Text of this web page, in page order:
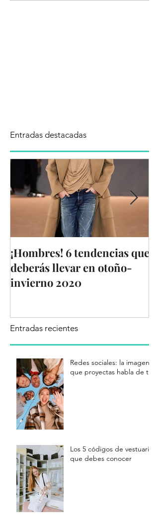
Entradas destacadas
¡Hombres! 6 tendencias que
deberás llevar en otoño-
invierno 2020
Entradas recientes
Redes sociales: la imagen
que proyectas habla de ti
Los 5 códigos de vestuario
que debes conocer